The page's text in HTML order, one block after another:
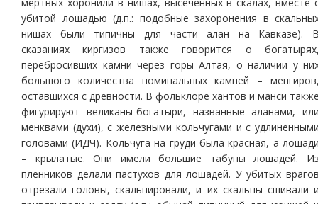
убитой лошадью (д.п.: подобные захоронения в
нишах были типичны для части алан на Кавказе).
сказаниях киргизов также говорится о
перебросивших камни через горы Алтая, о наличии у
большого количества поминальных камней –
оставшихся с древности. В фольклоре хантов и манси
фигурируют великаны-богатыри, названные аланами,
менквами (духи), с железными кольчугами и с
головами (ИДЧ). Кольчуга на груди была красная, а
– крылатые. Они имели большие табуны лошадей.
пленников делали пастухов для лошадей. У убитых
отрезали головы, скальпировали, и их скальпы сшивали